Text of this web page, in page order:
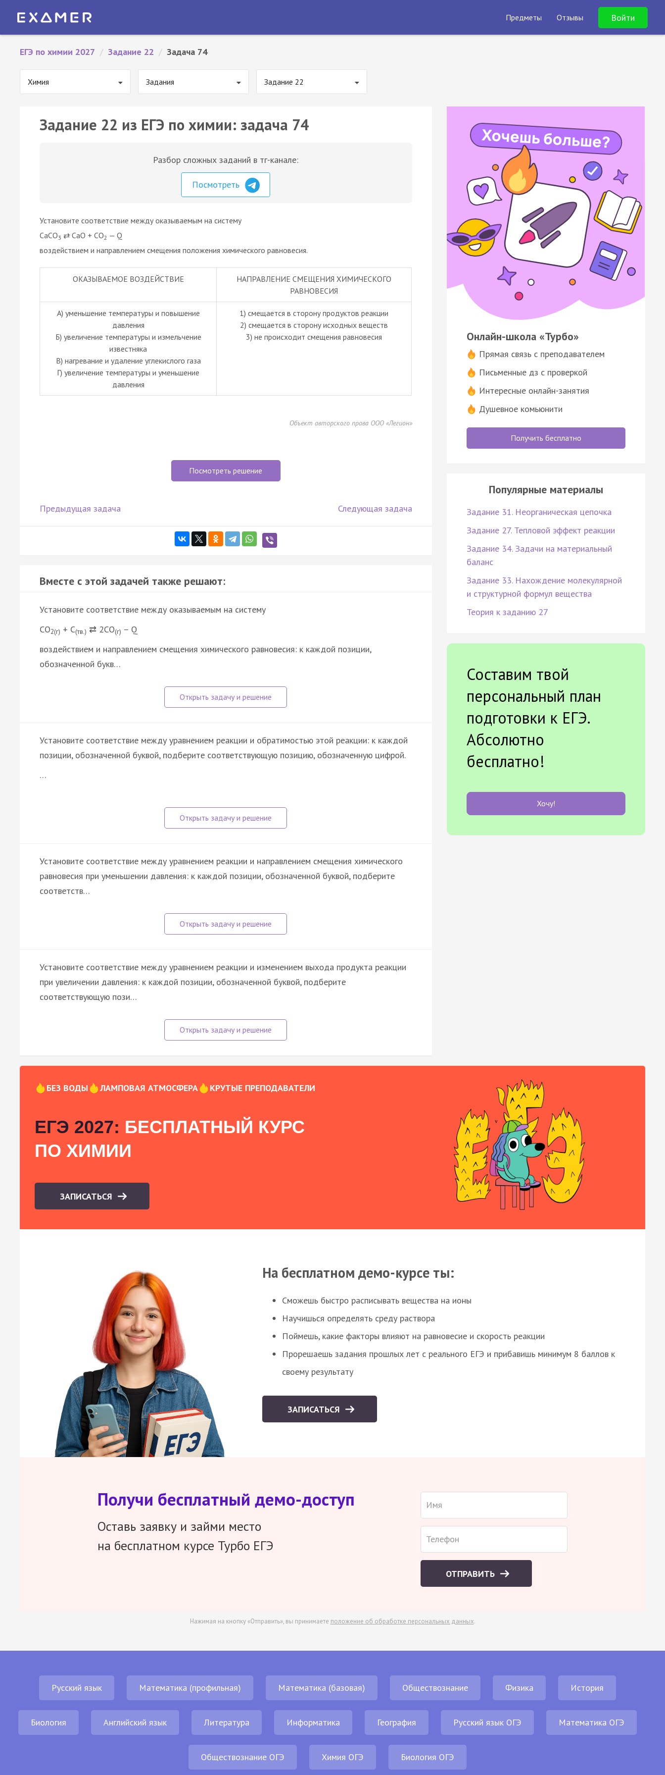
Предметы Отзывы Войти
ЕГЭ по химии 2027 / Задание 22 / Задача 74
Химия Задания Задание 22
Задание 22 из ЕГЭ по химии: задача 74
Разбор сложных заданий в тг-канале:
Посмотреть
Установите соответствие между оказываемым на систему
СаСО3 ⇄ CaО + СО2 — Q
воздействием и направлением смещения положения химического равновесия.
ОКАЗЫВАЕМОЕ ВОЗДЕЙСТВИЕ
НАПРАВЛЕНИЕ СМЕЩЕНИЯ ХИМИЧЕСКОГО
РАВНОВЕСИЯ
А) уменьшение температуры и повышение
давления
Б) увеличение температуры и измельчение
известняка
В) нагревание и удаление углекислого газа
Г) увеличение температуры и уменьшение
давления
1) смещается в сторону продуктов реакции
2) смещается в сторону исходных веществ
3) не происходит смещения равновесия
Объект авторского права ООО «Легион»
Посмотреть решение
Предыдущая задача Следующая задача
Вместе с этой задачей также решают:
Установите соответствие между оказываемым на систему
СO2(г) + С(тв.) ⇄ 2СО(г) – Q
воздействием и направлением смещения химического равновесия: к каждой позиции,
обозначенной букв…
Установите соответствие между уравнением реакции и обратимостью этой реакции: к каждой
позиции, обозначенной буквой, подберите соответствующую позицию, обозначенную цифрой.
…
Установите соответствие между уравнением реакции и направлением смещения химического
равновесия при уменьшении давления: к каждой позиции, обозначенной буквой, подберите
соответств…
Установите соответствие между уравнением реакции и изменением выхода продукта реакции
при увеличении давления: к каждой позиции, обозначенной буквой, подберите
соответствующую пози…
Онлайн-школа «Турбо»
Прямая связь с преподавателем
Письменные дз с проверкой
Интересные онлайн-занятия
Душевное комьюнити
Получить бесплатно
Популярные материалы
Задание 31. Неорганическая цепочка
Задание 27. Тепловой эффект реакции
Задание 34. Задачи на материальный
баланс
Задание 33. Нахождение молекулярной
и структурной формул вещества
Теория к заданию 27
Составим твой
персональный план
подготовки к ЕГЭ.
Абсолютно
бесплатно!
Хочу!
БЕЗ ВОДЫ ЛАМПОВАЯ АТМОСФЕРА КРУТЫЕ ПРЕПОДАВАТЕЛИ
ЕГЭ 2027: БЕСПЛАТНЫЙ КУРС
ПО ХИМИИ
ЗАПИСАТЬСЯ
На бесплатном демо-курсе ты:
Сможешь быстро расписывать вещества на ионы
Научишься определять среду раствора
Поймешь, какие факторы влияют на равновесие и скорость реакции
Прорешаешь задания прошлых лет с реального ЕГЭ и прибавишь минимум 8 баллов к
своему результату
ЗАПИСАТЬСЯ
Получи бесплатный демо-доступ
Оставь заявку и займи место
на бесплатном курсе Турбо ЕГЭ
ОТПРАВИТЬ
Нажимая на кнопку «Отправить», вы принимаете положение об обработке персональных данных.
Русский язык Математика (профильная) Математика (базовая) Обществознание Физика История
Биология Английский язык Литература Информатика География Русский язык ОГЭ Математика ОГЭ
Обществознание ОГЭ Химия ОГЭ Биология ОГЭ